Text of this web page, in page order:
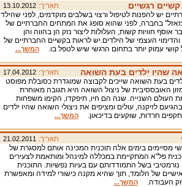
רגשיים תאריך: 13.10.2012
יש להפנות לטיפול ורצוי בשלבים מוקדמים, לפני שהילד
בחברה, לפני שהוא סופג את המתחים החברתיים של
אוסף חוויות קשות, העלולות ליצור נזק הן בהווה והן
העצמי של הילדים.יש לראות בקשיים החברתיים של
קושי עמוק יותר בתחום הרגשי שיש לטפל בו.המשך...
שהיו ילדים בעת השואה תאריך: 17.04.2012
בעת השואה שייכים לקבוצה שמוגדרת כסובלת מפוסט
האובססיבית של ניצול השואה היא תגובה מאוחרת
העולם השנייה. שנה הם חיו, תיפקדו, הקימו משפחות
לזיקנה, עולים ומציפים את ניצולי השואה שהיו ילדים
חרדות, שוקעים בדיכאון.המשך...
תאריך: 21.02.2011
מסיימים בימים אלה תוכנית המכינה אותם למסגרת של
פל"א המתקיימת במכללה למינהל ומותאמת לצעירים
בשל התמודדותם עם בעיות נפשיות. התוכנית
של הלומד, תוך שהיא מקנה כישורי למידה ומאפשרת
העבודה.המשך...